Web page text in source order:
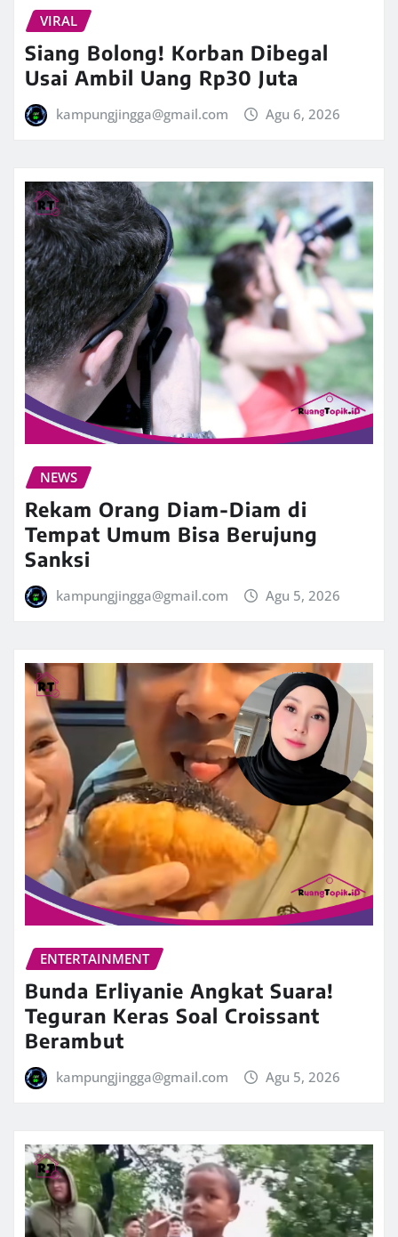
VIRAL
Siang Bolong! Korban Dibegal
Usai Ambil Uang Rp30 Juta
kampungjingga@gmail.com Agu 6, 2026
NEWS
Rekam Orang Diam-Diam di
Tempat Umum Bisa Berujung
Sanksi
kampungjingga@gmail.com Agu 5, 2026
ENTERTAINMENT
Bunda Erliyanie Angkat Suara!
Teguran Keras Soal Croissant
Berambut
kampungjingga@gmail.com Agu 5, 2026